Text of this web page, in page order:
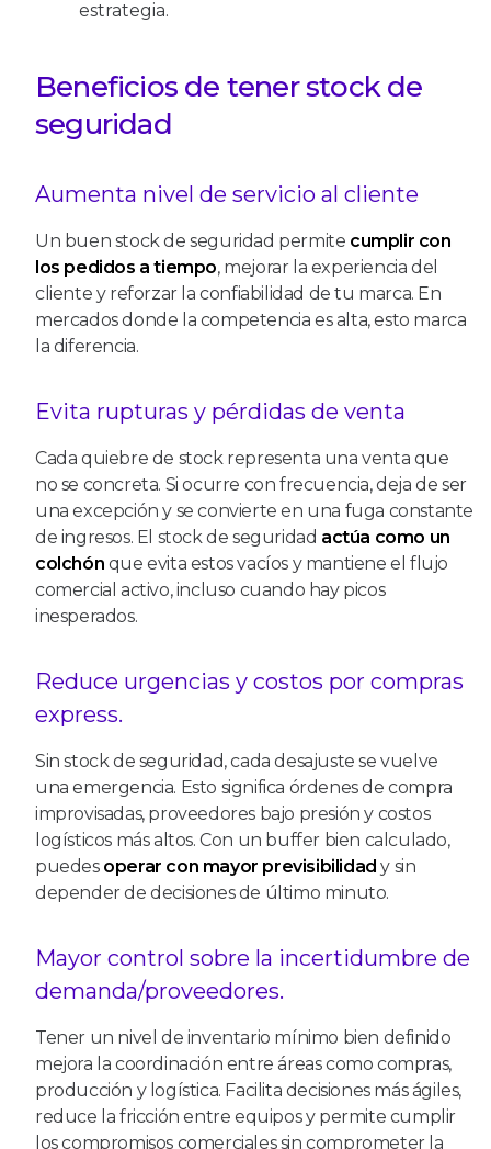
estrategia.
Beneficios de tener stock de
seguridad
Aumenta nivel de servicio al cliente
Un buen stock de seguridad permite cumplir con
los pedidos a tiempo, mejorar la experiencia del
cliente y reforzar la confiabilidad de tu marca. En
mercados donde la competencia es alta, esto marca
la diferencia.
Evita rupturas y pérdidas de venta
Cada quiebre de stock representa una venta que
no se concreta. Si ocurre con frecuencia, deja de ser
una excepción y se convierte en una fuga constante
de ingresos. El stock de seguridad actúa como un
colchón que evita estos vacíos y mantiene el flujo
comercial activo, incluso cuando hay picos
inesperados.
Reduce urgencias y costos por compras
express.
Sin stock de seguridad, cada desajuste se vuelve
una emergencia. Esto significa órdenes de compra
improvisadas, proveedores bajo presión y costos
logísticos más altos. Con un buffer bien calculado,
puedes operar con mayor previsibilidady sin
depender de decisiones de último minuto.
Mayor control sobre la incertidumbre de
demanda/proveedores.
Tener un nivel de inventario mínimo bien definido
mejora la coordinación entre áreas como compras,
producción y logística. Facilita decisiones más ágiles,
reduce la fricción entre equipos y permite cumplir
los compromisos comerciales sin comprometer la